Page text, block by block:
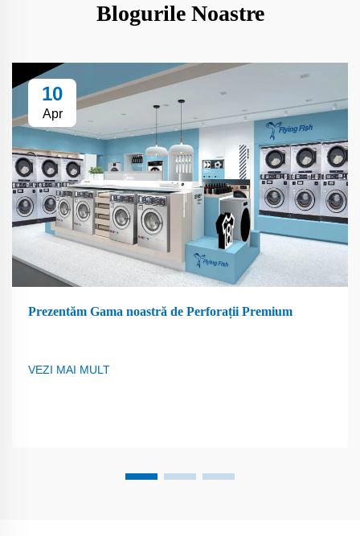
Blogurile Noastre
10
Apr
Prezentăm Gama noastră de Perforații Premium
VEZI MAI MULT